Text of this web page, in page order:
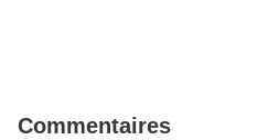
Commentaires